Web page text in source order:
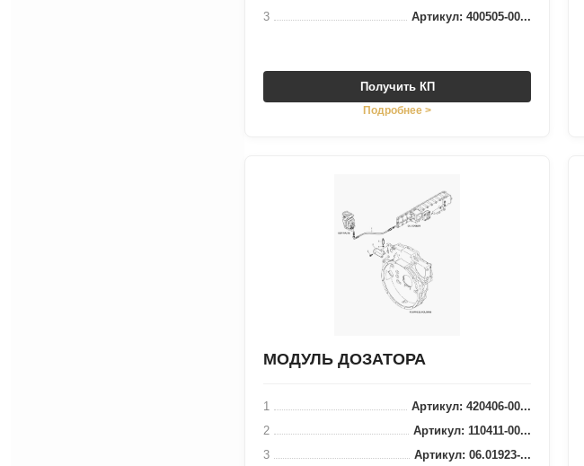
3
Артикул: 400505-00...
Получить КП
Подробнее >
МОДУЛЬ ДОЗАТОРА
1
Артикул: 420406-00...
2
Артикул: 110411-00...
3
Артикул: 06.01923-...